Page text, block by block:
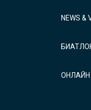
NEWS &
ОНЛАЙН